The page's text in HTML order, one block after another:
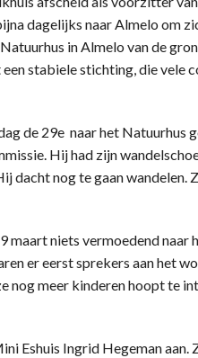
dagelijks naar Almelo om
in Almelo van de
stabiele stichting, die vele
de 29e naar het Natuurhus
Hij had zijn
dacht nog te gaan wandelen.
maart niets vermoedend naar
er eerst sprekers aan het
nog meer kinderen hoopt te
Eshuis Ingrid Hegeman aan.